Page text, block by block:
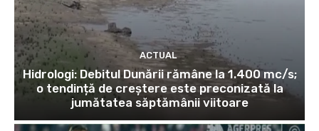
ACTUAL
Hidrologi: Debitul Dunării rămâne la 1.400 mc/s;
o tendință de creștere este preconizată la
jumătatea săptămânii viitoare